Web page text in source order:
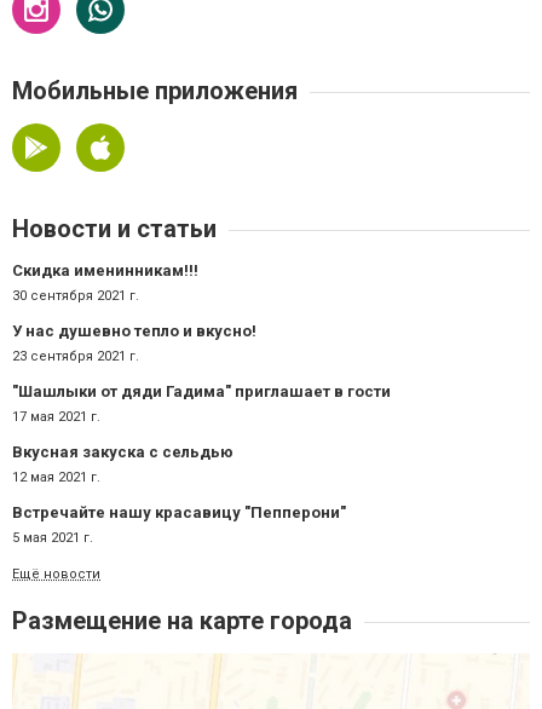
Мобильные приложения
Новости и статьи
Скидка именинникам!!!
30 сентября 2021 г.
У нас душевно тепло и вкусно!
23 сентября 2021 г.
"Шашлыки от дяди Гадима" приглашает в гости
17 мая 2021 г.
Вкусная закуска с сельдью
12 мая 2021 г.
Встречайте нашу красавицу "Пепперони"
5 мая 2021 г.
Ещё новости
Размещение на карте города